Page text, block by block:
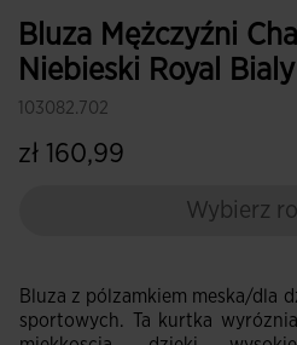
Bluza Mężczyźni
Niebieski Royal Bialy
103082.702
zł 160,99
Wybierz
Bluza z pólzamkiem meska/dla
sportowych. Ta kurtka